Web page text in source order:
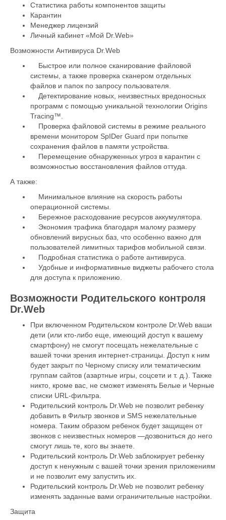
Статистика работы компонентов защиты
Карантин
Менеджер лицензий
Личный кабинет «Мой Dr.Web»
Возможности Антивируса Dr.Web
Быстрое или полное сканирование файловой
системы, а также проверка сканером отдельных
файлов и папок по запросу пользователя.
Детектирование новых, неизвестных вредоносных
программ с помощью уникальной технологии Origins
Tracing™.
Проверка файловой системы в режиме реального
времени монитором SpIDer Guard при попытке
сохранения файлов в памяти устройства.
Перемещение обнаруженных угроз в карантин с
возможностью восстановления файлов оттуда.
А также:
Минимальное влияние на скорость работы
операционной системы.
Бережное расходование ресурсов аккумулятора.
Экономия трафика благодаря малому размеру
обновлений вирусных баз, что особенно важно для
пользователей лимитных тарифов мобильной связи.
Подробная статистика о работе антивируса.
Удобные и информативные виджеты рабочего стола
для доступа к приложению.
Возможности Родительского контроля
Dr.Web
При включенном Родительском контроле Dr.Web ваши
дети (или кто-либо еще, имеющий доступ к вашему
смартфону) не смогут посещать нежелательные с
вашей точки зрения интернет-страницы. Доступ к ним
будет закрыт по Черному списку или тематическим
группам сайтов (азартные игры, соцсети и т. д.). Также
никто, кроме вас, не сможет изменять Белые и Черные
списки URL-фильтра.
Родительский контроль Dr.Web не позволит ребенку
добавить в Фильтр звонков и SMS нежелательные
номера. Таким образом ребенок будет защищен от
звонков с неизвестных номеров —дозвониться до него
смогут лишь те, кого вы знаете.
Родительский контроль Dr.Web заблокирует ребенку
доступ к ненужным с вашей точки зрения приложениям
и не позволит ему запустить их.
Родительский контроль Dr.Web не позволит ребенку
изменять заданные вами ограничительные настройки.
Защита